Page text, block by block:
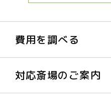
費用を調べる
対応斎場のご案内